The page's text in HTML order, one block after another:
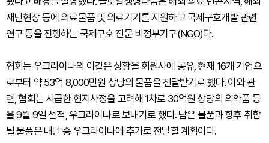
재난현장 등에 의료물품 및 의료기기를 지원하고 국제구호개발 관련
연구 등을 진행하는 국제구호 전문 비정부기구(NGO)다.
협회는 우크라이나의 이같은 상황을 회원사에 공유, 현재 16개 기업으
로부터 약 53억 8,000만원 상당의 물품을 전달받기로 했다. 이와 관
련, 협회는 시급한 현지사정을 고려해 1차로 30억원 상당의 의약품 등
을 9월 9일 선적, 우크라이나로 보내기로 했다. 남은 물품과 향후 취합
될 물품은 내달 중 우크라이나에 추가로 전달할 계획이다.